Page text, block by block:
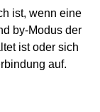
ist, wenn eine
by-Modus der
ist oder sich
auf.